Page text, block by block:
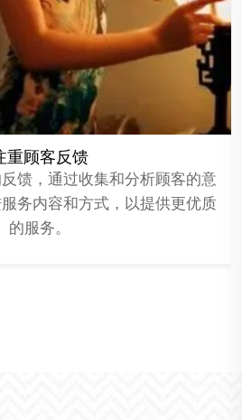
重顾客反馈
馈，通过收集和分析顾客的意
务内容和方式，以提供更优质
的服务。